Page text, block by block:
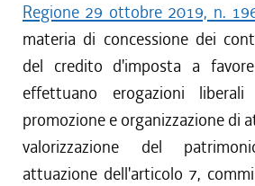
Regione 29 ottobre 2019, n.
materia di concessione dei
del credito d'imposta a
effettuano erogazioni
promozione e organizzazione di
valorizzazione del
attuazione dell'articolo 7,